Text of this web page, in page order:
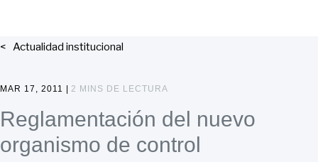
Actualidad institucional
MAR 17, 2011 | 2 MINS DE LECTURA
Reglamentación del nuevo
organismo de control